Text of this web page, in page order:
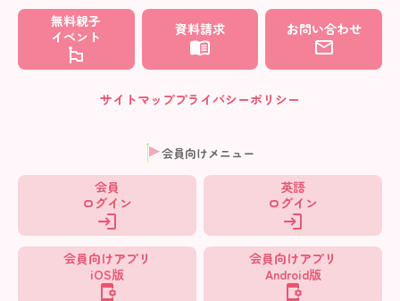
無料親子
イベント
資料請求 お問い合わせ
サイトマッププライバシーポリシー
会員向けメニュー
会員
ログイン
英語
ログイン
会員向けアプリ
iOS版
会員向けアプリ
Android版